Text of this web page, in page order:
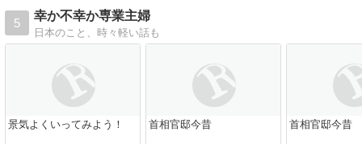
5
幸か不幸か専業主婦
日本のこと、時々軽い話も
景気よくいってみよう！ 首相官邸今昔 首相官邸今昔